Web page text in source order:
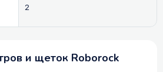
2
и щеток Roborock